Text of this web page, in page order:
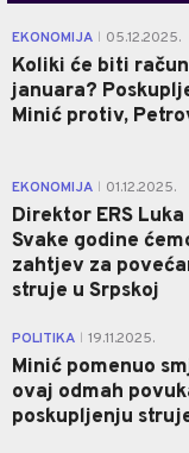
EKONOMIJA 05.12.2025.
Koliki će biti
januara?
Minić protiv,
EKONOMIJA 01.12.2025.
Direktor ERS
Svake godine
zahtjev za
struje u Srpskoj
POLITIKA 19.11.2025.
Minić pomenuo
ovaj odmah
poskupljenju